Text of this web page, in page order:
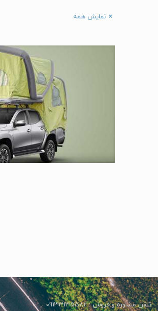
نمایش همه
تلفن مشاوره و فروش : 09133135582